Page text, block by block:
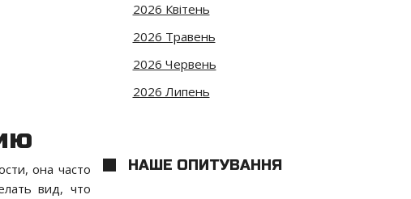
она часто
вид, что
2026 Квітень
2026 Травень
2026 Червень
2026 Липень
НАШЕ ОПИТУВАННЯ